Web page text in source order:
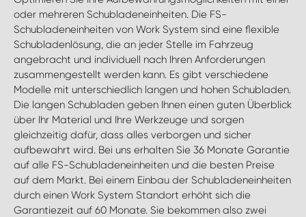
oder mehreren Schubladeneinheiten. Die FS-
Schubladeneinheiten von Work System sind eine flexible
Schubladenlösung, die an jeder Stelle im Fahrzeug
angebracht und individuell nach Ihren Anforderungen
zusammengestellt werden kann. Es gibt verschiedene
Modelle mit unterschiedlich langen und hohen Schubladen.
Die langen Schubladen geben Ihnen einen guten Überblick
über Ihr Material und Ihre Werkzeuge und sorgen
gleichzeitig dafür, dass alles verborgen und sicher
aufbewahrt wird. Bei uns erhalten Sie 36 Monate Garantie
auf alle FS-Schubladeneinheiten und die besten Preise
auf dem Markt. Bei einem Einbau der Schubladeneinheiten
durch einen Work System Standort erhöht sich die
Garantiezeit auf 60 Monate. Sie bekommen also zwei